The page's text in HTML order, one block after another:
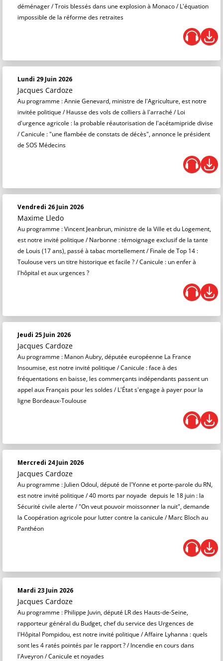
déménager / Trois blessés dans une explosion à Monaco / L'équation
impossible de la réforme des retraites
Lundi 29 Juin 2026
Jacques Cardoze
Au programme : Annie Genevard, ministre de l'Agriculture, est notre
invitée politique / Hausse des vols de colliers à l'arraché / Loi
d'urgence agricole : la probable réautorisation de l'acétamipride divise
/ Canicule : "une flambée de constats de décès", annonce le président
de SOS Médecins
Vendredi 26 Juin 2026
Maxime Lledo
Au programme : Vincent Jeanbrun, ministre de la Ville et du Logement,
est notre invité politique / Narbonne : témoignage exclusif de la tante
de Louis (17 ans), passé à tabac mortellement / Finale de Top 14 :
Toulouse vers un titre historique et facile ? / Canicule : un enfer à
l'hôpital et aux urgences ?
Jeudi 25 Juin 2026
Jacques Cardoze
Au programme : Manon Aubry, députée européenne La France
Insoumise, est notre invité politique / Canicule : face à des
fréquentations en baisse, les commerçants indépendants passent un
appel aux Français pour les soldes / L'État s'engage à payer pour la
ligne Bordeaux-Toulouse
Mercredi 24 Juin 2026
Jacques Cardoze
Au programme : Julien Odoul, député de l'Yonne et porte-parole du RN,
est notre invité politique / 40 morts par noyade depuis le 18 juin : la
Sécurité civile alerte / "On veut pouvoir moissonner la nuit", demande
la Coopération agricole pour lutter contre la canicule / Marc Bloch au
Panthéon
Mardi 23 Juin 2026
Jacques Cardoze
Au programme : Philippe Juvin, député LR des Hauts-de-Seine,
rapporteur général du Budget, chef du service des Urgences de
l'Hôpital Pompidou, est notre invité politique / Affaire Lyhanna : quels
sont les 4 ratés pointés par le rapport ? / Incendie en cours dans
l'Aveyron / Canicule et noyades